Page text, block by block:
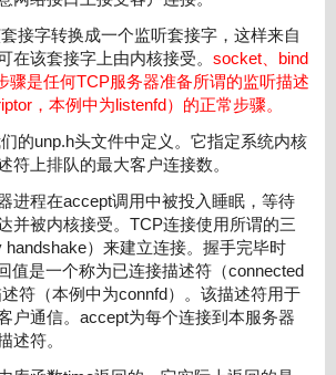
接字转换成一个监听套接字，这样来自
在该套接字上由内核接受。 socket、bind
骤是任何TCP服务器准备所谓的监听描述
，本例中为listenfd）的正常步骤。
的unp.h头文件中定义。它指定系统内核
符上排队的最大客户连接数。
进程在accept调用中被投入睡眠，等待
并被内核接受。TCP连接使用所谓的三
handshake）来建立连接。握手完毕时
值是一个称为已连接描述符（connected
符（本例中为connfd）。该描述符用于
户通信。accept为每个连接到本服务器
述符。